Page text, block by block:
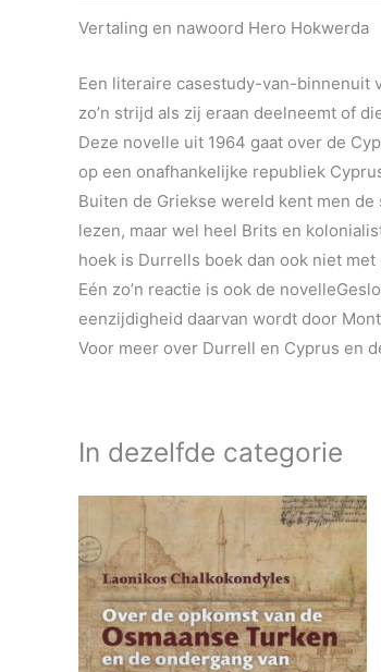
Vertaling en nawoord Hero Hokwerda
Een literaire casestudy-van-binnenuit
zo’n strijd als zij eraan deelneemt of
Deze novelle uit 1964 gaat over de
op een onafhankelijke republiek
Buiten de Griekse wereld kent men
lezen, maar wel heel Brits en
hoek is Durrells boek dan ook niet
Eén zo’n reactie is ook de
eenzijdigheid daarvan wordt door
Voor meer over Durrell en Cyprus en
In dezelfde categorie